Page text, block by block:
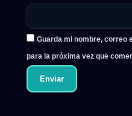
Guarda mi nombre, correo
para la próxima vez que